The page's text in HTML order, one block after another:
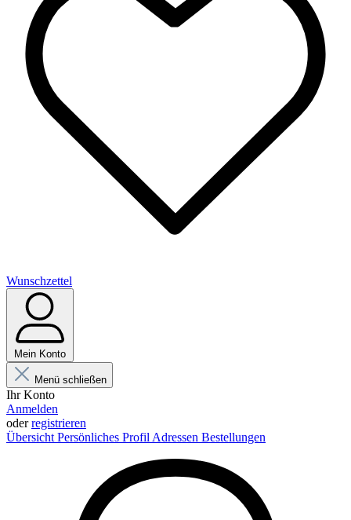
Wunschzettel
Mein Konto
Menü schließen
Ihr Konto
Anmelden
oderregistrieren
Übersicht Persönliches Profil Adressen Bestellungen